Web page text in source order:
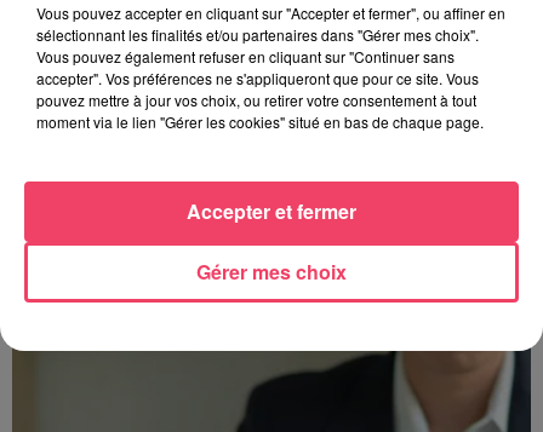
Vous pouvez accepter en cliquant sur "Accepter et fermer", ou affiner en
sélectionnant les finalités et/ou partenaires dans "Gérer mes choix".
Vous pouvez également refuser en cliquant sur "Continuer sans
accepter". Vos préférences ne s'appliqueront que pour ce site. Vous
pouvez mettre à jour vos choix, ou retirer votre consentement à tout
moment via le lien "Gérer les cookies" situé en bas de chaque page.
Gérer mes choix
Accepter et fermer